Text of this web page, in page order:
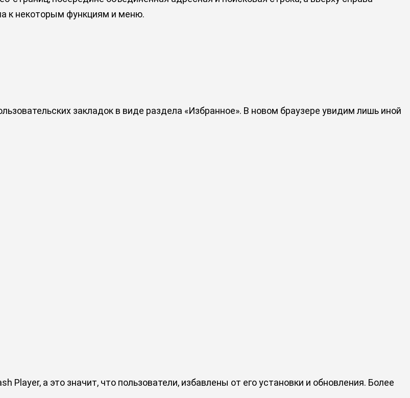
к некоторым функциям и меню.
закладок в виде раздела «Избранное». В новом браузере увидим лишь иной
а это значит, что пользователи, избавлены от его установки и обновления. Более